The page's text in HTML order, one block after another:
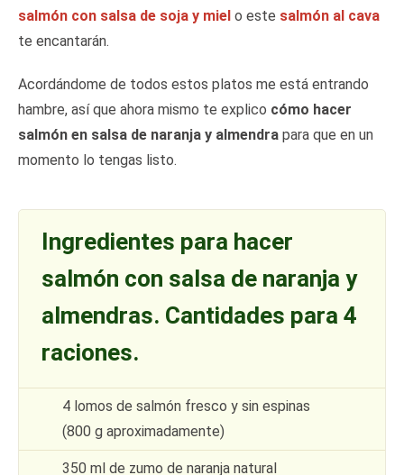
salmón con salsa de soja y miel o este salmón al cava
te encantarán.
Acordándome de todos estos platos me está entrando
hambre, así que ahora mismo te explico cómo hacer
salmón en salsa de naranja y almendra para que en un
momento lo tengas listo.
Ingredientes para hacer
salmón con salsa de naranja y
almendras. Cantidades para 4
raciones.
4 lomos de salmón fresco y sin espinas
(800 g aproximadamente)
350 ml de zumo de naranja natural